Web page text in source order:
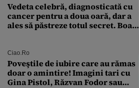
Vedeta celebră, diagnosticată cu
cancer pentru a doua oară, dar a
ales să păstreze totul secret. Boala
Ciao.ro
Poveştile de iubire care au rămas
doar o amintire! Imagini tari cu
Gina Pistol, Răzvan Fodor sau